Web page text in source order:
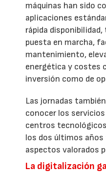
máquinas han sido
aplicaciones
rápida
puesta en marcha,
mantenimiento,
energética y costes
inversión como de
Las jornadas
conocer los
centros
los dos últimos
aspectos valorados
La digitalización